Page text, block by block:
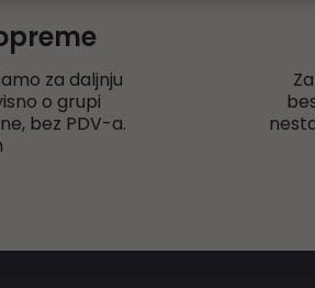
za daljnju
o grupi
bez PDV-a.